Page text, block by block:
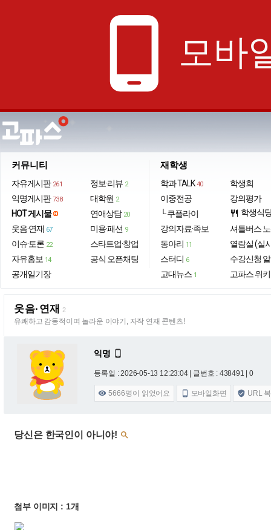
phone_android 모바
커뮤니티
자유게시판 261
익명게시판 738
HOT 게시물
웃음·연재 67
이슈·토론 22
자유홍보 14
공개일기장
정보·리뷰 2
대학원 2
연애상담 20
미용·패션 9
스타트업·창업
공식 오픈채팅
재학생
학과 TALK 40
이중전공
└ 쿠플라이
강의자료·족보
동아리 11
스터디 6
고대뉴스 1
학생회
강의평가
restaurant 학생식
셔틀버스
열람실 (실
수강신청
고파스 위키
웃음·연재 2
유쾌하고 감동적이며 놀라운 이야기, 자작 연재 콘텐츠!
익명 
등록일 : 2026-05-13 12:23:04 | 글번호 : 438491 | 0
 5666명이 읽었어요  모바일화면  URL
당신은 한국인이 아니야! 
첨부 이미지 : 1개